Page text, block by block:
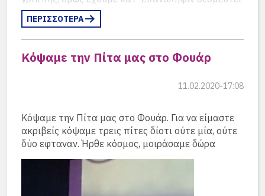
ένα γεύμα για 2 άτομα
Το εστιατόριο
Palmier bistro
ΕΜΠΟΡΙΚΟ ΚΕΝΤΡΟ AVENUE
ότι θα οργανώσουμε μία μεγάλη εκδήλωση σε
ανοικτό χώρο την άνοιξη ή το καλοκαίρι.
ΠΕΡΙΣΣΟΤΕΡΑ
Κόψαμε την Πίτα μας στο Φουάρ
11.02.2020-17:08
Κόψαμε την Πίτα μας στο Φουάρ. Για να είμαστε
ακριβείς κόψαμε τρεις πίτες δίοτι ούτε μία, ούτε
δύο εφταναν. Ήρθε κόσμος, μοιράσαμε δώρα